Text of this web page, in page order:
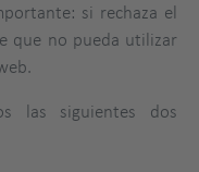
si rechaza el
que no pueda utilizar
las siguientes dos